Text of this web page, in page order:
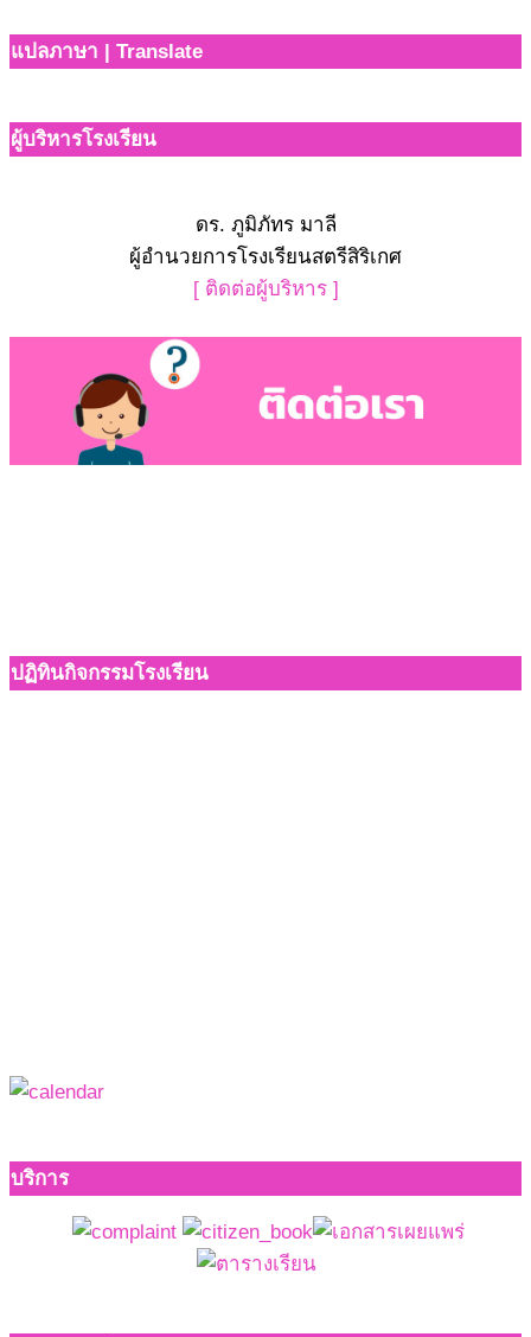
แปลภาษา | Translate
ผู้บริหารโรงเรียน
ดร. ภูมิภัทร มาลี
ผู้อำนวยการโรงเรียนสตรีสิริเกศ
[ ติดต่อผู้บริหาร ]
ปฏิทินกิจกรรมโรงเรียน
บริการ